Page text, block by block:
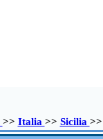
>> Italia >> Sicilia